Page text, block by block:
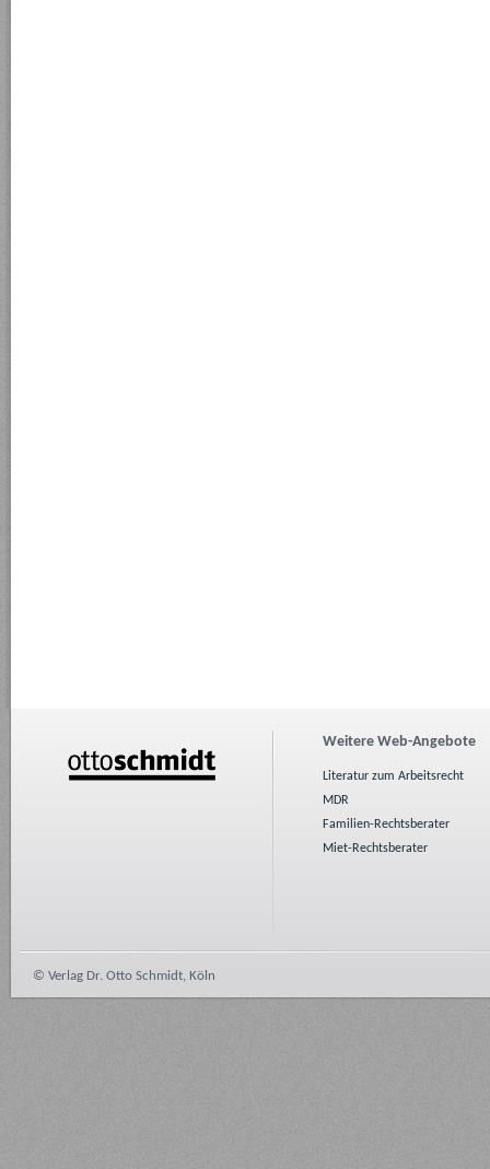
Weitere Web-Angebote
Literatur zum Arbeitsrecht
MDR
Familien-Rechtsberater
Miet-Rechtsberater
© Verlag Dr. Otto Schmidt, Köln